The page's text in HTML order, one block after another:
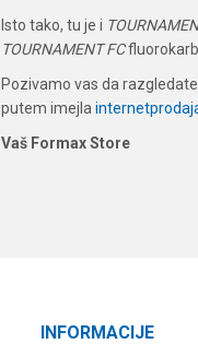
Isto tako, tu je i
TOURNAMENT FC
Pozivamo vas da
putem imejla
Vaš Formax Store
INFORMACIJE